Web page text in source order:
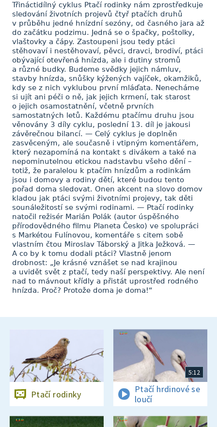
Třináctidílný cyklus Ptačí rodinky nám zprostředkuje
sledování životních projevů čtyř ptačích druhů
v průběhu jedné hnízdní sezóny, od časného jara až
do začátku podzimu. Jedná se o špačky, poštolky,
vlaštovky a čápy. Zastoupeni jsou tedy ptáci
stěhovaví i nestěhovaví, pěvci, dravci, brodiví, ptáci
obývající otevřená hnízda, ale i dutiny stromů
a různé budky. Budeme svědky jejich námluv,
stavby hnízda, snůšky kýžených vajíček, okamžiků,
kdy se z nich vyklubou první mláďata. Nenecháme
si ujít ani péči o ně, jak jejich krmení, tak starost
o jejich osamostatnění, včetně prvních
samostatných letů. Každému ptačímu druhu jsou
věnovány 3 díly cyklu, poslední 13. díl je jakousi
závěrečnou bilancí. — Celý cyklus je doplněn
zasvěceným, ale současně i vtipným komentářem,
který nezapomíná na kontakt s divákem a také na
nepominutelnou etickou nadstavbu všeho dění –
totiž, že paralelou k ptačím hnízdům a rodinkám
jsou i domovy a rodiny dětí, které budou tento
pořad doma sledovat. Onen akcent na slovo domov
kladou jak ptáci svými životními projevy, tak děti
sounáležitostí se svými rodinami. — Ptačí rodinky
natočil režisér Marián Polák (autor úspěšného
přírodovědného filmu Planeta Česko) ve spolupráci
s Markétou Fulínovou, komentáře s citem sobě
vlastním čtou Miroslav Táborský a Jitka Ježková. —
A co by k tomu dodali ptáci? Vlastně jenom
drobnost: „Je krásné vznášet se nad krajinou
a uvidět svět z ptačí, tedy naší perspektivy. Ale není
nad to mávnout křídly a přistát uprostřed rodného
hnízda. Proč? Protože doma je doma!“
Ptačí rodinky
5:12
Ptačí hrdinové se
loučí